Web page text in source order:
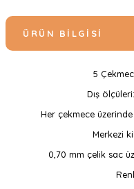
ÜRÜN BILGISI
5
Dış
Her çekmece
Merkezi
0,70 mm çelik sac